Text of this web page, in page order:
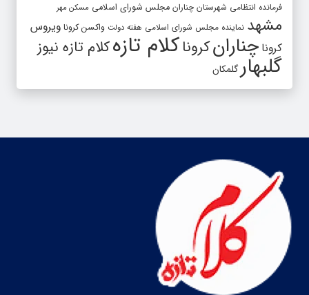
فرمانده انتظامی شهرستان چناران مجلس شورای اسلامی مسکن مهر
مشهد نماینده مجلس شورای اسلامی هفته دولت واکسن کرونا ویروس
کرونا چنارانکروناکلام تازهکلام تازه نیوز
گلبهارگلمکان